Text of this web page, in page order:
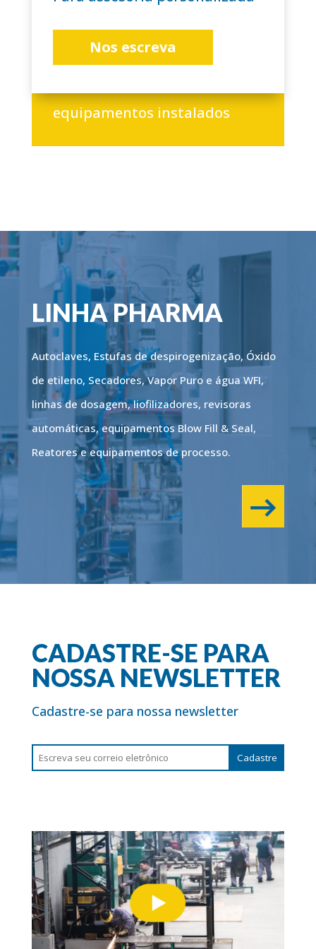
+3.000
equipamentos instalados
Nos escreva
LINHA PHARMA
Autoclaves, Estufas de despirogenização, Óxido
de etileno, Secadores, Vapor Puro e água WFI,
linhas de dosagem, liofilizadores, revisoras
automáticas, equipamentos Blow Fill & Seal,
Reatores e equipamentos de processo.
CADASTRE-SE PARA
NOSSA NEWSLETTER
Cadastre-se para nossa newsletter